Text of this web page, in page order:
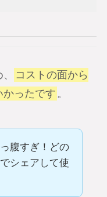
コストの面から
かったです 。
腹すぎ！どの
シェアして使